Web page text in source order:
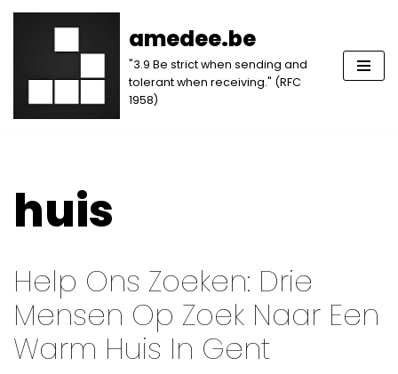
amedee.be
"3.9 Be strict when sending and
tolerant when receiving." (RFC
1958)
huis
Help Ons Zoeken: Drie
Mensen Op Zoek Naar Een
Warm Huis In Gent